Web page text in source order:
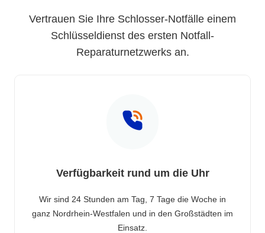
Vertrauen Sie Ihre Schlosser-Notfälle einem
Schlüsseldienst des ersten Notfall-
Reparaturnetzwerks an.
Verfügbarkeit rund um die Uhr
Wir sind 24 Stunden am Tag, 7 Tage die Woche in
ganz Nordrhein-Westfalen und in den Großstädten im
Einsatz.